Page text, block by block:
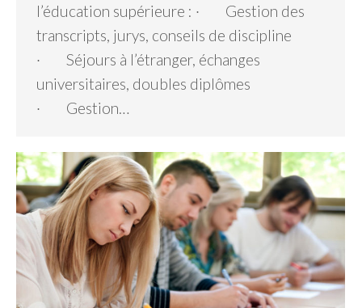
l’éducation supérieure : · Gestion des
transcripts, jurys, conseils de discipline
· Séjours à l’étranger, échanges
universitaires, doubles diplômes
· Gestion…